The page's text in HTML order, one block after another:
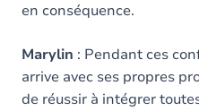
en conséquence.
Marylin : Pendant ces
arrive avec ses propres
de réussir à intégrer